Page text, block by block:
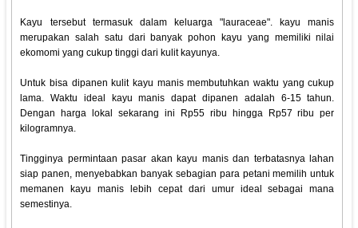
Kayu tersebut termasuk dalam keluarga "lauraceae". kayu manis
merupakan salah satu dari banyak pohon kayu yang memiliki nilai
ekomomi yang cukup tinggi dari kulit kayunya.
Untuk bisa dipanen kulit kayu manis membutuhkan waktu yang cukup
lama. Waktu ideal kayu manis dapat dipanen adalah 6-15 tahun.
Dengan harga lokal sekarang ini Rp55 ribu hingga Rp57 ribu per
kilogramnya.
Tingginya permintaan pasar akan kayu manis dan terbatasnya lahan
siap panen, menyebabkan banyak sebagian para petani memilih untuk
memanen kayu manis lebih cepat dari umur ideal sebagai mana
semestinya.